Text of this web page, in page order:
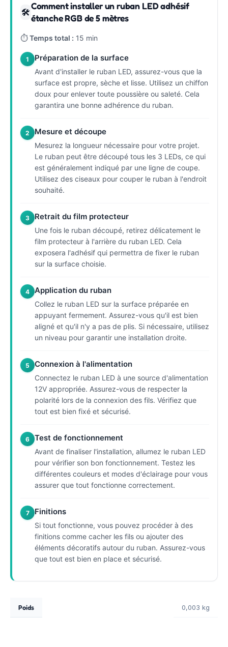
🛠
Comment installer un ruban LED adhésif
étanche RGB de 5 mètres
⏱Temps total : 15 min
1 Préparation de la surface
Avant d'installer le ruban LED, assurez-vous que la
surface est propre, sèche et lisse. Utilisez un chiffon
doux pour enlever toute poussière ou saleté. Cela
garantira une bonne adhérence du ruban.
2 Mesure et découpe
Mesurez la longueur nécessaire pour votre projet.
Le ruban peut être découpé tous les 3 LEDs, ce qui
est généralement indiqué par une ligne de coupe.
Utilisez des ciseaux pour couper le ruban à l'endroit
souhaité.
3 Retrait du film protecteur
Une fois le ruban découpé, retirez délicatement le
film protecteur à l'arrière du ruban LED. Cela
exposera l'adhésif qui permettra de fixer le ruban
sur la surface choisie.
4 Application du ruban
Collez le ruban LED sur la surface préparée en
appuyant fermement. Assurez-vous qu'il est bien
aligné et qu'il n'y a pas de plis. Si nécessaire, utilisez
un niveau pour garantir une installation droite.
5 Connexion à l'alimentation
Connectez le ruban LED à une source d'alimentation
12V appropriée. Assurez-vous de respecter la
polarité lors de la connexion des fils. Vérifiez que
tout est bien fixé et sécurisé.
6 Test de fonctionnement
Avant de finaliser l'installation, allumez le ruban LED
pour vérifier son bon fonctionnement. Testez les
différentes couleurs et modes d'éclairage pour vous
assurer que tout fonctionne correctement.
7 Finitions
Si tout fonctionne, vous pouvez procéder à des
finitions comme cacher les fils ou ajouter des
éléments décoratifs autour du ruban. Assurez-vous
que tout est bien en place et sécurisé.
Poids 0,003 kg